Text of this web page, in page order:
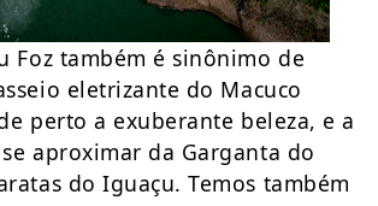
Foz também é sinônimo de
eletrizante do Macuco
perto a exuberante beleza, e a
aproximar da Garganta do
do Iguaçu. Temos também